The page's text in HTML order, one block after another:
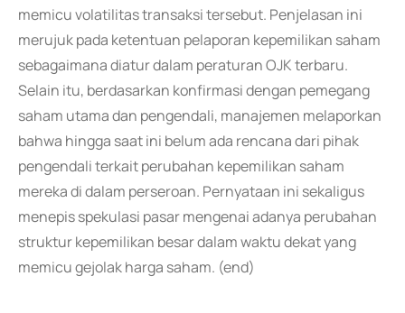
memicu volatilitas transaksi tersebut. Penjelasan ini
merujuk pada ketentuan pelaporan kepemilikan saham
sebagaimana diatur dalam peraturan OJK terbaru.
Selain itu, berdasarkan konfirmasi dengan pemegang
saham utama dan pengendali, manajemen melaporkan
bahwa hingga saat ini belum ada rencana dari pihak
pengendali terkait perubahan kepemilikan saham
mereka di dalam perseroan. Pernyataan ini sekaligus
menepis spekulasi pasar mengenai adanya perubahan
struktur kepemilikan besar dalam waktu dekat yang
memicu gejolak harga saham. (end)